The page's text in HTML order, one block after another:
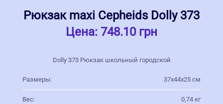
Рюкзак maxi Cepheids Dolly 373
Цена: 748.10 грн
Dolly 373 Рюкзак школьный городской
Размеры: 37х44х25 см
Вес: 0,74 кг